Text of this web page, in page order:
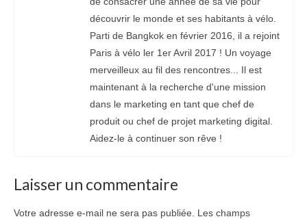
découvrir le monde et ses habitants à vélo.
Parti de Bangkok en février 2016, il a rejoint
Paris à vélo ler 1er Avril 2017 ! Un voyage
merveilleux au fil des rencontres... Il est
maintenant à la recherche d'une mission
dans le marketing en tant que chef de
produit ou chef de projet marketing digital.
Aidez-le à continuer son rêve !
Laisser un commentaire
Votre adresse e-mail ne sera pas publiée.
Les champs